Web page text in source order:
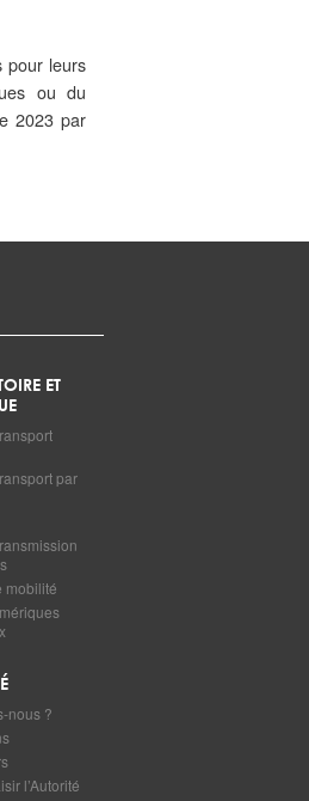
pour leurs
ou du
2023 par
ET
par
mobilité
nous ?
l’Autorité